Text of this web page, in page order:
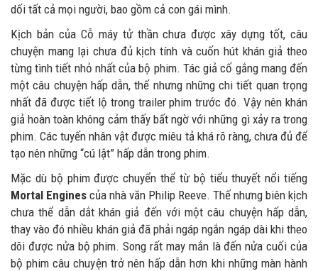
dối tất cả mọi người, bao gồm cả con gái mình.
Kịch bản của Cỗ máy tử thần chưa được xây dựng tốt, câu
chuyện mang lại chưa đủ kịch tính và cuốn hút khán giả theo
từng tình tiết nhỏ nhất của bộ phim. Tác giả cố gắng mang đến
một câu chuyện hấp dẫn, thế nhưng những chi tiết quan trọng
nhất đã được tiết lộ trong trailer phim trước đó. Vậy nên khán
giả hoàn toàn không cảm thấy bất ngờ với những gì xảy ra trong
phim. Các tuyến nhân vật được miêu tả khá rõ ràng, chưa đủ để
tạo nên những “cú lật” hấp dẫn trong phim.
Mặc dù bộ phim được chuyển thể từ bộ tiểu thuyết nổi tiếng
Mortal Engines của nhà văn Philip Reeve. Thế nhưng biên kịch
chưa thể dẫn dắt khán giả đến với một câu chuyện hấp dẫn,
thay vào đó nhiều khán giả đã phải ngáp ngắn ngáp dài khi theo
dõi được nửa bộ phim. Song rất may mắn là đến nửa cuối của
bộ phim câu chuyện trở nên hấp dẫn hơn khi những màn hành